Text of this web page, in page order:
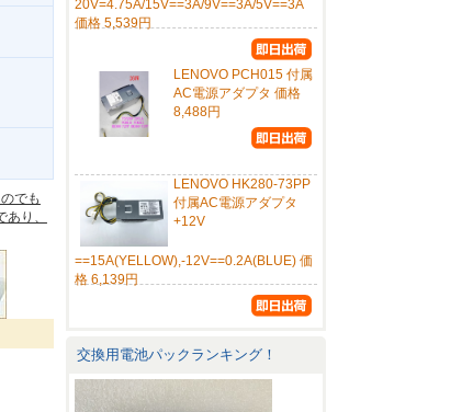
でも
り、
20V=4.75A/15V==3A/9V==3A/5V==3A
価格 5,539円
LENOVO PCH015 付属
AC電源アダプタ 価格
8,488円
LENOVO HK280-73PP
付属AC電源アダプタ
+12V
==15A(YELLOW),-12V==0.2A(BLUE) 価
格 6,139円
交換用電池パックランキング！